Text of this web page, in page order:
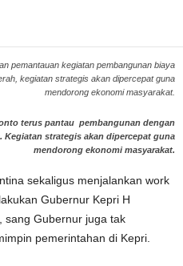
pemantauan kegiatan pembangunan biaya
kegiatan strategis akan dipercepat guna
mendorong ekonomi masyarakat.
terus pantau pembangunan dengan
Kegiatan strategis akan dipercepat guna
mendorong ekonomi masyarakat.
sekaligus menjalankan work
Gubernur Kepri H
sang Gubernur juga tak
pemerintahan di Kepri.